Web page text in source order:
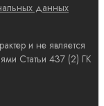
данных
и не является
Статьи 437 (2) ГК